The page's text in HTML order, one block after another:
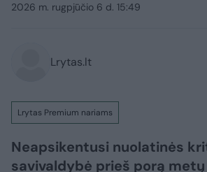
2026 m. rugpjūčio 6 d. 15:49
Lrytas.lt
Lrytas Premium nariams
Neapsikentusi nuolatinės
savivaldybė prieš porą